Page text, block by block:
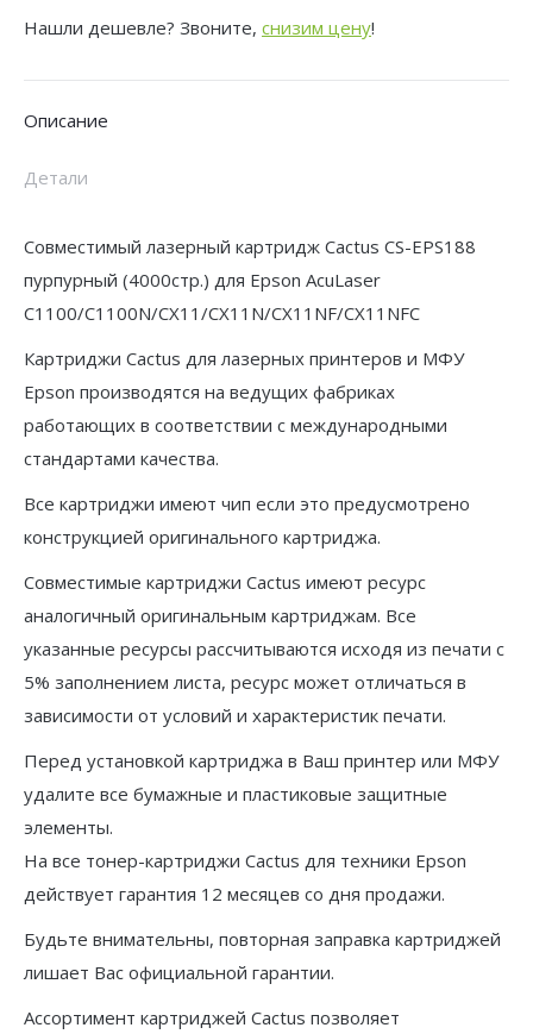
EPS188
для
AcuLaser
C1100/C1100N/CX11/CX11N/CX11NF/CX11NFC
Нашли дешевле? Звоните, снизим цену!
Описание
Детали
Совместимый лазерный картридж Cactus CS-EPS188
пурпурный (4000стр.) для Epson AcuLaser
C1100/C1100N/CX11/CX11N/CX11NF/CX11NFC
Картриджи Cactus для лазерных принтеров и МФУ
Epson производятся на ведущих фабриках
работающих в соответствии с международными
стандартами качества.
Все картриджи имеют чип если это предусмотрено
конструкцией оригинального картриджа.
Совместимые картриджи Cactus имеют ресурс
аналогичный оригинальным картриджам. Все
указанные ресурсы рассчитываются исходя из печати с
5% заполнением листа, ресурс может отличаться в
зависимости от условий и характеристик печати.
Перед установкой картриджа в Ваш принтер или МФУ
удалите все бумажные и пластиковые защитные
элементы.
На все тонер-картриджи Cactus для техники Epson
действует гарантия 12 месяцев со дня продажи.
Будьте внимательны, повторная заправка картриджей
лишает Вас официальной гарантии.
Ассортимент картриджей Cactus позволяет